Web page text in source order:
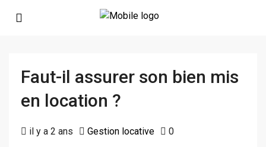
Faut-il assurer son bien mis
en location ?
il y a 2 ans Gestion locative 0